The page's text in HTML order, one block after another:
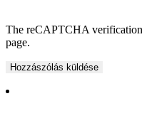
The reCAPTCHA verification
page.